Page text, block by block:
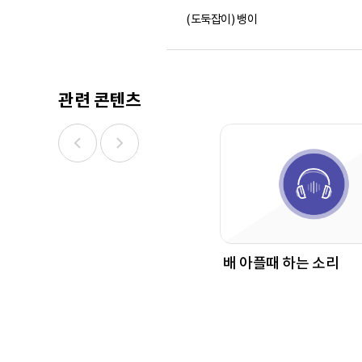
(도둑잡이) 뱅이
관련 콘텐츠
배 아플때 하는 소리